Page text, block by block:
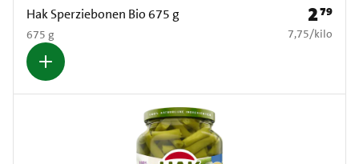
Hak Sperziebonen Bio 675 g
675 g
Prijs: €
279
€ 7,75 per kilo
7,75/kilo